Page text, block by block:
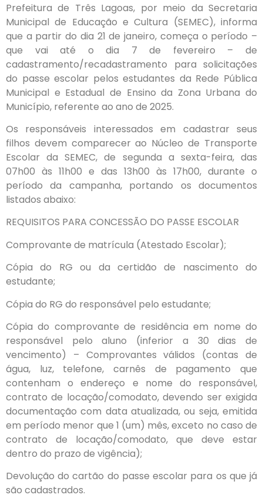
Prefeitura de Três Lagoas, por meio da Secretaria
Municipal de Educação e Cultura (SEMEC), informa
que a partir do dia 21 de janeiro, começa o período –
que vai até o dia 7 de fevereiro – de
cadastramento/recadastramento para solicitações
do passe escolar pelos estudantes da Rede Pública
Municipal e Estadual de Ensino da Zona Urbana do
Município, referente ao ano de 2025.
Os responsáveis interessados em cadastrar seus
filhos devem comparecer ao Núcleo de Transporte
Escolar da SEMEC, de segunda a sexta-feira, das
07h00 às 11h00 e das 13h00 às 17h00, durante o
período da campanha, portando os documentos
listados abaixo:
REQUISITOS PARA CONCESSÃO DO PASSE ESCOLAR
Comprovante de matrícula (Atestado Escolar);
Cópia do RG ou da certidão de nascimento do
estudante;
Cópia do RG do responsável pelo estudante;
Cópia do comprovante de residência em nome do
responsável pelo aluno (inferior a 30 dias de
vencimento) – Comprovantes válidos (contas de
água, luz, telefone, carnês de pagamento que
contenham o endereço e nome do responsável,
contrato de locação/comodato, devendo ser exigida
documentação com data atualizada, ou seja, emitida
em período menor que 1 (um) mês, exceto no caso de
contrato de locação/comodato, que deve estar
dentro do prazo de vigência);
Devolução do cartão do passe escolar para os que já
são cadastrados.